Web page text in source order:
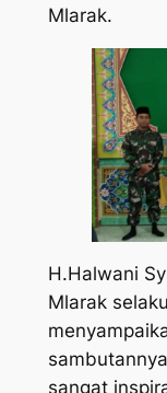
Mlarak.
H.Halwani
Mlarak
sangat